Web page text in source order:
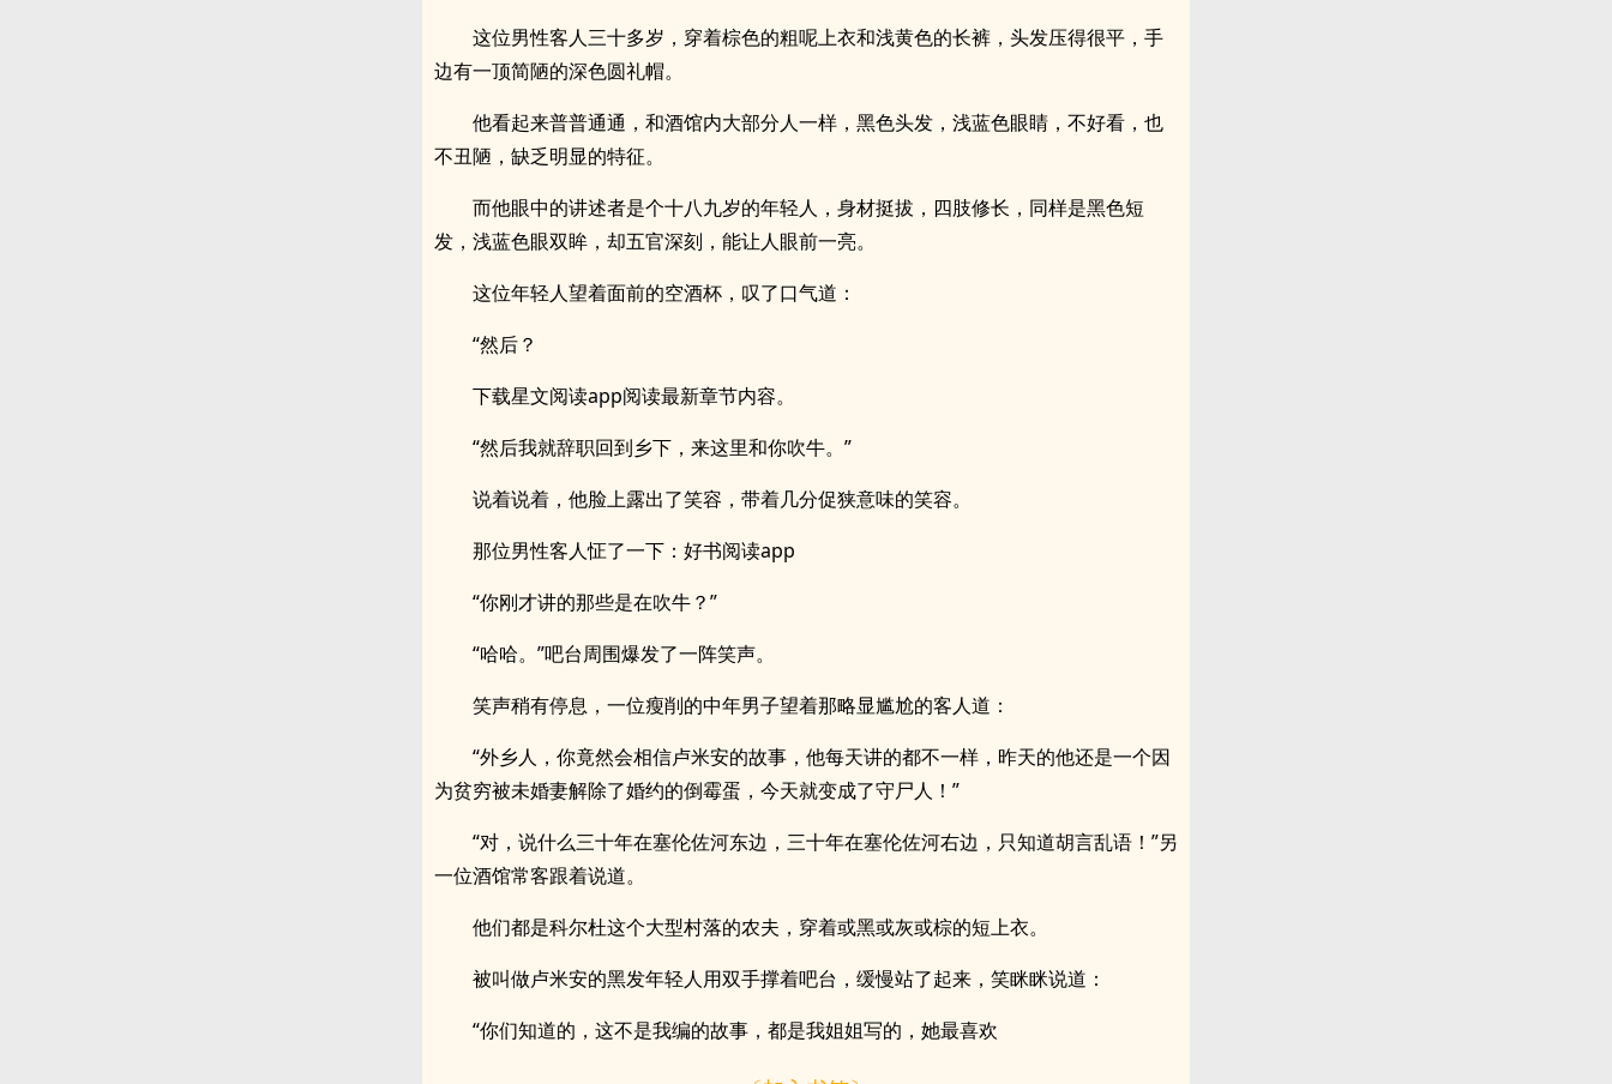
这位男性客人三十多岁，穿着棕色的粗呢上衣和浅黄色的长裤，头发压得很平，手
边有一顶简陋的深色圆礼帽。
他看起来普普通通，和酒馆内大部分人一样，黑色头发，浅蓝色眼睛，不好看，也
不丑陋，缺乏明显的特征。
而他眼中的讲述者是个十八九岁的年轻人，身材挺拔，四肢修长，同样是黑色短
发，浅蓝色眼双眸，却五官深刻，能让人眼前一亮。
这位年轻人望着面前的空酒杯，叹了口气道：
“然后？
下载星文阅读app阅读最新章节内容。
“然后我就辞职回到乡下，来这里和你吹牛。”
说着说着，他脸上露出了笑容，带着几分促狭意味的笑容。
那位男性客人怔了一下：好书阅读app
“你刚才讲的那些是在吹牛？”
“哈哈。”吧台周围爆发了一阵笑声。
笑声稍有停息，一位瘦削的中年男子望着那略显尴尬的客人道：
“外乡人，你竟然会相信卢米安的故事，他每天讲的都不一样，昨天的他还是一个因
为贫穷被未婚妻解除了婚约的倒霉蛋，今天就变成了守尸人！”
“对，说什么三十年在塞伦佐河东边，三十年在塞伦佐河右边，只知道胡言乱语！”另
一位酒馆常客跟着说道。
他们都是科尔杜这个大型村落的农夫，穿着或黑或灰或棕的短上衣。
被叫做卢米安的黑发年轻人用双手撑着吧台，缓慢站了起来，笑眯眯说道：
“你们知道的，这不是我编的故事，都是我姐姐写的，她最喜欢